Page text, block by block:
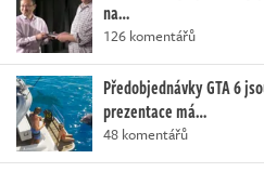
na…
126 komentářů
Předobjednávky GTA 6
prezentace má…
48 komentářů